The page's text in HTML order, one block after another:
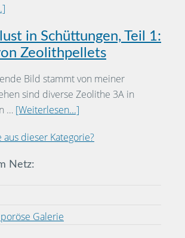
in Schüttungen, Teil 1:
Zeolithpellets
Bild stammt von meiner
sind diverse Zeolithe 3A in
… [Weiterlesen...]
dieser Kategorie?
Netz:
Galerie